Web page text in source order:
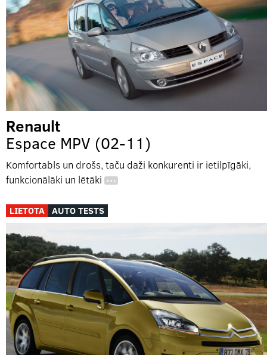
Renault
Espace MPV (02-11)
Komfortabls un drošs, taču daži konkurenti ir ietilpīgāki,
funkcionālāki un lētāki …
LIETOTA AUTO TESTS